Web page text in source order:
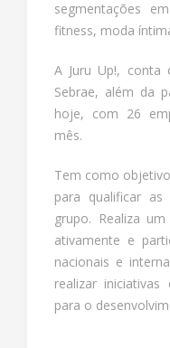
segmentações
fitness, moda
A Juru Up!,
Sebrae, além da
hoje, com 26
mês.
Tem como
para qualificar
grupo. Realiza
ativamente e
nacionais e
realizar
para o